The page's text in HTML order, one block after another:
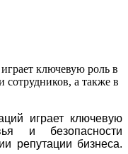
ключевую роль в
сотрудников, а также в
играет ключевую
и безопасности
репутации бизнеса.